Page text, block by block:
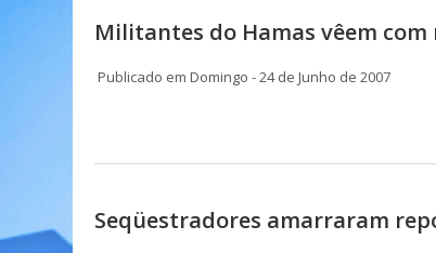
Militantes do Hamas vêem
Publicado em Domingo - 24 de Junho de 2007
Seqüestradores amarraram